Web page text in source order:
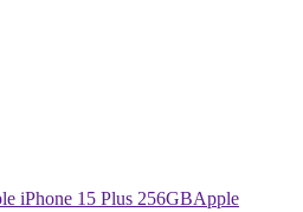
iPhone 15 Plus 256GBApple